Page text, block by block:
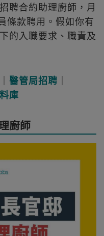
聘合約助理廚師，月
條款聘用。假如你有
的入職要求、職責及
醫管局招聘
庫
廚師